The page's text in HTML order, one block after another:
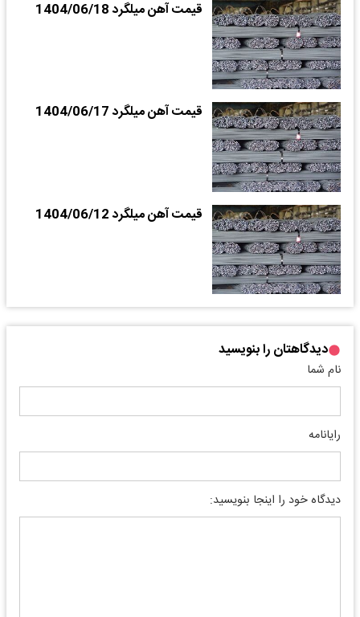
قیمت آهن میلگرد 1404/06/18
قیمت آهن میلگرد 1404/06/17
قیمت آهن میلگرد 1404/06/12
دیدگاهتان را بنویسید
نام شما
رایانامه
دیدگاه خود را اینجا بنویسید: